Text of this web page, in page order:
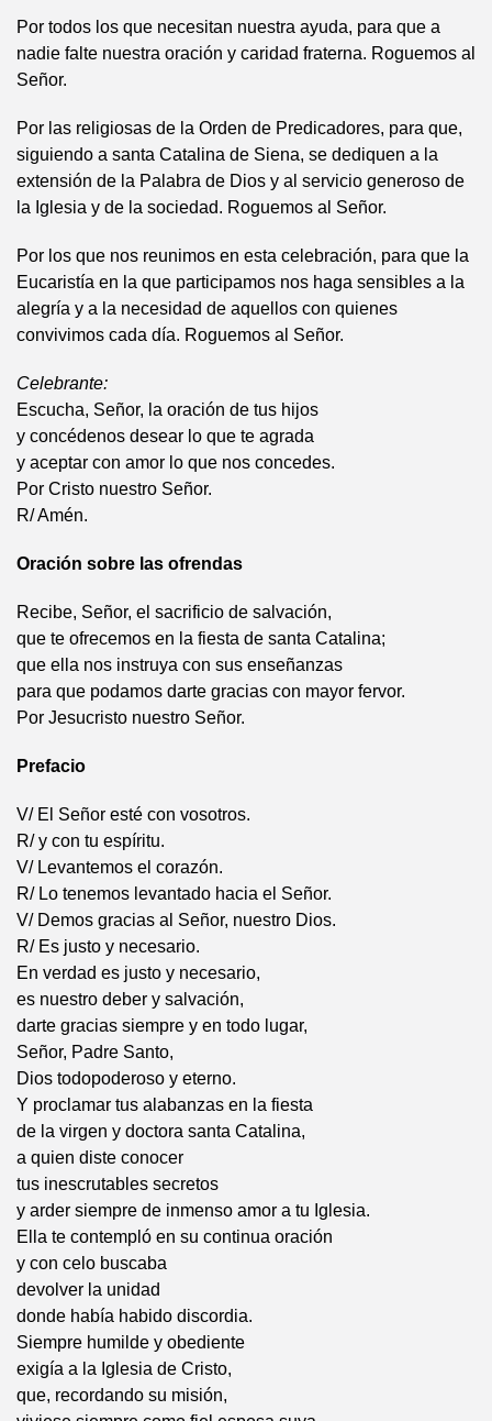
Por todos los que necesitan nuestra ayuda, para que a
nadie falte nuestra oración y caridad fraterna. Roguemos al
Señor.
Por las religiosas de la Orden de Predicadores, para que,
siguiendo a santa Catalina de Siena, se dediquen a la
extensión de la Palabra de Dios y al servicio generoso de
la Iglesia y de la sociedad. Roguemos al Señor.
Por los que nos reunimos en esta celebración, para que la
Eucaristía en la que participamos nos haga sensibles a la
alegría y a la necesidad de aquellos con quienes
convivimos cada día. Roguemos al Señor.
Celebrante:
Escucha, Señor, la oración de tus hijos
y concédenos desear lo que te agrada
y aceptar con amor lo que nos concedes.
Por Cristo nuestro Señor.
R/ Amén.
Oración sobre las ofrendas
Recibe, Señor, el sacrificio de salvación,
que te ofrecemos en la fiesta de santa Catalina;
que ella nos instruya con sus enseñanzas
para que podamos darte gracias con mayor fervor.
Por Jesucristo nuestro Señor.
Prefacio
V/ El Señor esté con vosotros.
R/ y con tu espíritu.
V/ Levantemos el corazón.
R/ Lo tenemos levantado hacia el Señor.
V/ Demos gracias al Señor, nuestro Dios.
R/ Es justo y necesario.
En verdad es justo y necesario,
es nuestro deber y salvación,
darte gracias siempre y en todo lugar,
Señor, Padre Santo,
Dios todopoderoso y eterno.
Y proclamar tus alabanzas en la fiesta
de la virgen y doctora santa Catalina,
a quien diste conocer
tus inescrutables secretos
y arder siempre de inmenso amor a tu Iglesia.
Ella te contempló en su continua oración
y con celo buscaba
devolver la unidad
donde había habido discordia.
Siempre humilde y obediente
exigía a la Iglesia de Cristo,
que, recordando su misión,